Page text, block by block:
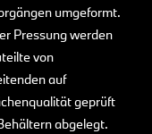
umgeformt.
Pressung werden
von
auf
geprüft
abgelegt.